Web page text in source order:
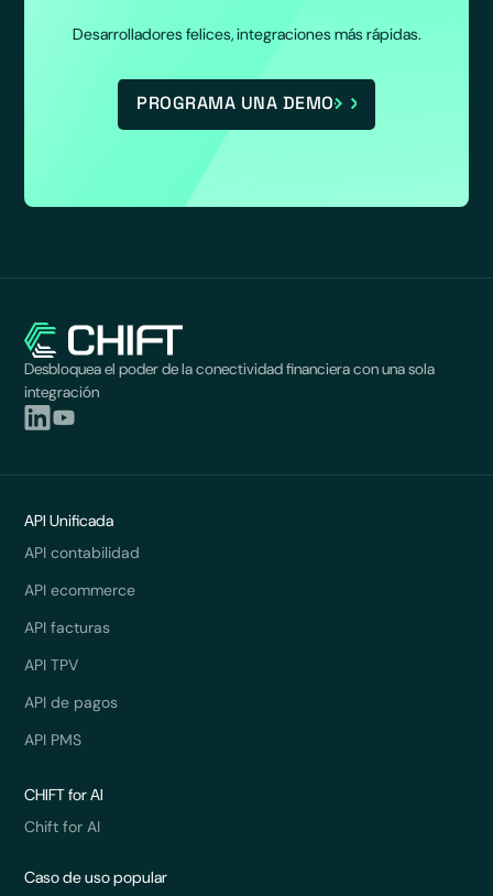
Desarrolladores felices, integraciones más rápidas.
PROGRAMA UNA DEMO
Desbloquea el poder de la conectividad financiera con una sola
integración
API Unificada
API contabilidad
API ecommerce
API facturas
API TPV
API de pagos
API PMS
CHIFT for AI
Chift for AI
Caso de uso popular